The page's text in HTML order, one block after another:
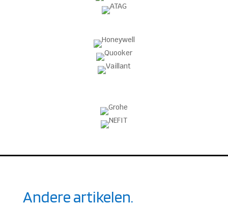
Andere artikelen.